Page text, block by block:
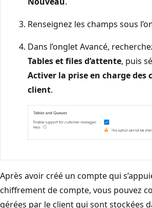
Renseignez les champs sous
Dans l’onglet Avancé,
Tables et files d’attente, puis
Activer la prise en charge des
client.
Après avoir créé un compte qui
chiffrement de compte, vous pouvez
gérées par le client qui sont stockées